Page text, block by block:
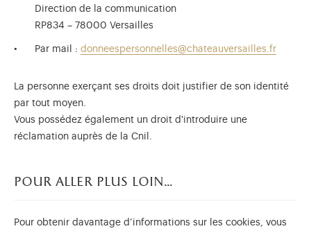
Direction de la communication
RP834 – 78000 Versailles
Par mail : donneespersonnelles@chateauversailles.fr
La personne exerçant ses droits doit justifier de son identité
par tout moyen.
Vous possédez également un droit d'introduire une
réclamation auprès de la Cnil.
pour aller plus loin…
Pour obtenir davantage d’informations sur les cookies, vous